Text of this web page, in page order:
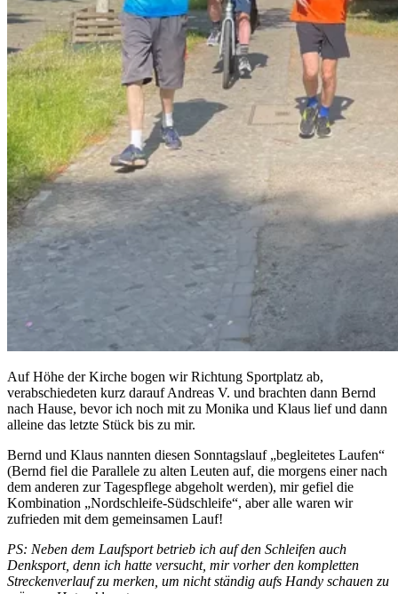
Auf Höhe der Kirche bogen wir Richtung Sportplatz ab,
verabschiedeten kurz darauf Andreas V. und brachten dann Bernd
nach Hause, bevor ich noch mit zu Monika und Klaus lief und dann
alleine das letzte Stück bis zu mir.
Bernd und Klaus nannten diesen Sonntagslauf „begleitetes Laufen“
(Bernd fiel die Parallele zu alten Leuten auf, die morgens einer nach
dem anderen zur Tagespflege abgeholt werden), mir gefiel die
Kombination „Nordschleife-Südschleife“, aber alle waren wir
zufrieden mit dem gemeinsamen Lauf!
PS: Neben dem Laufsport betrieb ich auf den Schleifen auch
Denksport, denn ich hatte versucht, mir vorher den kompletten
Streckenverlauf zu merken, um nicht ständig aufs Handy schauen zu